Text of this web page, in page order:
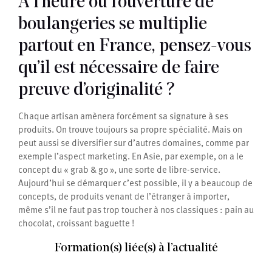
boulangeries se multiplie
partout en France, pensez-vous
qu’il est nécessaire de faire
preuve d’originalité ?
Chaque artisan amènera forcément sa signature à ses
produits. On trouve toujours sa propre spécialité. Mais on
peut aussi se diversifier sur d’autres domaines, comme par
exemple l’aspect marketing. En Asie, par exemple, on a le
concept du « grab & go », une sorte de libre-service.
Aujourd’hui se démarquer c’est possible, il y a beaucoup de
concepts, de produits venant de l’étranger à importer,
même s’il ne faut pas trop toucher à nos classiques : pain au
chocolat, croissant baguette !
Formation(s) liée(s) à l’actualité